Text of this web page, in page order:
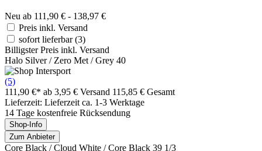
Neu ab 111,90 € - 138,97 €
Preis inkl. Versand
sofort lieferbar(3)
Billigster Preis inkl. Versand
Halo Silver / Zero Met / Grey 40
(5)
111,90 €* ab 3,95 € Versand 115,85 € Gesamt
Lieferzeit: Lieferzeit ca. 1-3 Werktage
14 Tage kostenfreie Rücksendung
Shop-Info
Zum Anbieter
Core Black / Cloud White / Core Black 39 1/3